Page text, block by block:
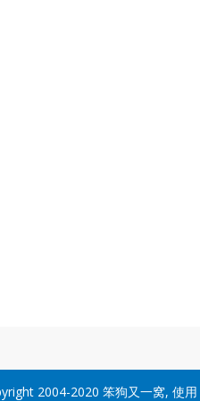
2004-2020 笨狗又一窝, 使用